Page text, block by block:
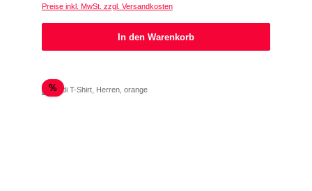
Preise inkl. MwSt. zzgl. Versandkosten
In den Warenkorb
%Rabatt